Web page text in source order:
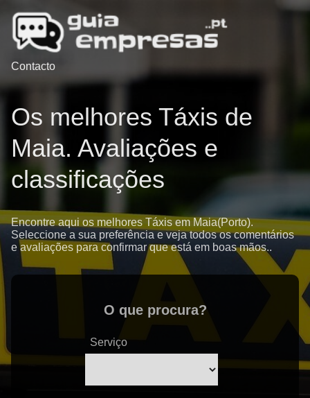
Contacto
Os melhores Táxis de
Maia. Avaliações e
classificações
Encontre aqui os melhores Táxis em Maia(Porto).
Seleccione a sua preferência e veja todos os comentários
e avaliações para confirmar que está em boas mãos..
O que procura?
Serviço